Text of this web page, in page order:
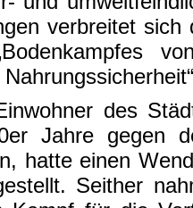
verbreitet
des
Jahre gegen
hatte einen
Seither